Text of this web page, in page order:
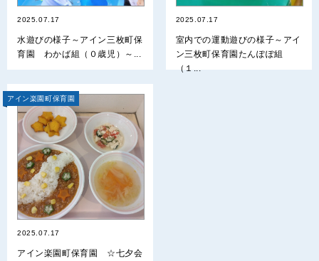
2025.07.17
水遊びの様子～アイン三枚町保
育園 わかば組（０歳児）～...
2025.07.17
室内での運動遊びの様子～アイ
ン三枚町保育園たんぽぽ組
（１...
アイン楽園町保育園
2025.07.17
アイン楽園町保育園 ☆七夕会